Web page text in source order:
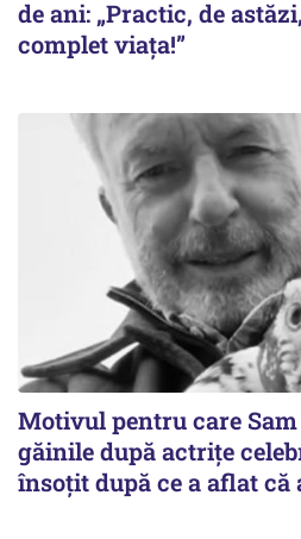
de ani: „Practic, de
complet viața!”
Motivul pentru care
găinile după actrițe
însoțit după ce a aflat că